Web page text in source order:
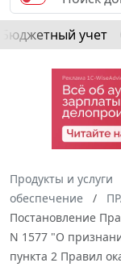
Бюджетный учет
Продукты и услуги
обеспечение
Постановление
N 1577 "О
пункта 2 Правил